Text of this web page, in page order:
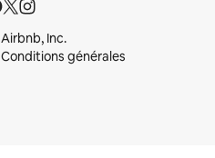
Inc.
Conditions générales